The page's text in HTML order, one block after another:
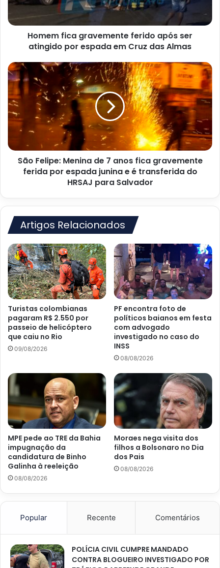
atingido
espada
Almas
Homem fica gravemente ferido após ser
atingido por espada em Cruz das Almas
São
Felipe:
Menina
de
7
anos
fica
ferida
espada
do
HRSAJ
para
Salvador
São Felipe: Menina de 7 anos fica gravemente
ferida por espada junina e é transferida do
HRSAJ para Salvador
Artigos Relacionados
Turistas colombianas
pagaram R$ 2.550 por
passeio de helicóptero
que caiu no Rio
09/08/2026
PF encontra foto de
políticos baianos em festa
com advogado
investigado no caso do
INSS
08/08/2026
MPE pede ao TRE da Bahia
impugnação da
candidatura de Binho
Galinha à reeleição
08/08/2026
Moraes nega visita dos
filhos a Bolsonaro no Dia
dos Pais
08/08/2026
Popular Recente Comentários
POLÍCIA CIVIL CUMPRE MANDADO
CONTRA BLOGUEIRO INVESTIGADO POR